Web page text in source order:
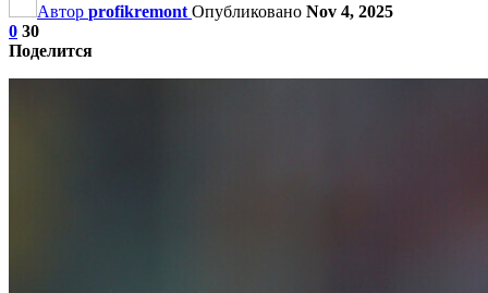
Автор profikremont Опубликовано Nov 4, 2025
0 30
Поделится